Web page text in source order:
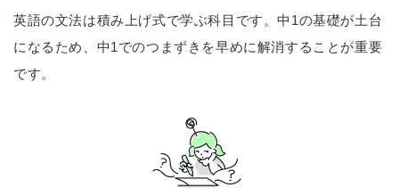
英語の文法は積み上げ式で学ぶ科目です。中1の基礎が土台
になるため、中1でのつまずきを早めに解消することが重要
です。